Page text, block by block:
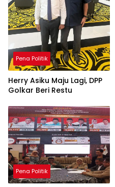
Pena Politik
Herry Asiku Maju Lagi, DPP
Golkar Beri Restu
Pena Politik